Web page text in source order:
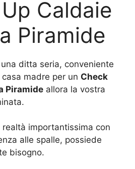
Caldaie
Piramide
ditta seria, conveniente
madre per un Check
Piramide allora la vostra
importantissima con
alle spalle, possiede
bisogno.